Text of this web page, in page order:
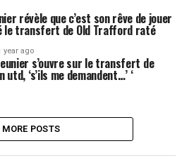
révèle que c’est son rêve de jouer
le transfert de Old Trafford raté
year ago
s’ouvre sur le transfert de
utd, ‘s’ils me demandent…’ ‘
MORE POSTS